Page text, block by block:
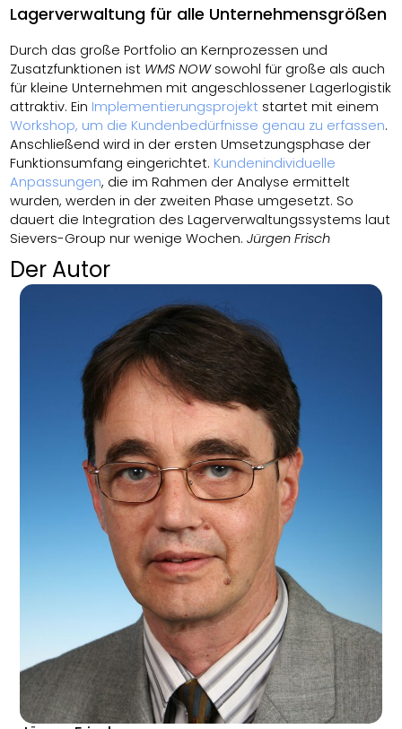
Lagerverwaltung für alle Unternehmensgrößen
Durch das große Portfolio an Kernprozessen und
Zusatzfunktionen ist WMS NOWsowohl für große als auch
für kleine Unternehmen mit angeschlossener Lagerlogistik
attraktiv. Ein Implementierungsprojekt startet mit einem
Workshop, um die Kundenbedürfnisse genau zu erfassen.
Anschließend wird in der ersten Umsetzungsphase der
Funktionsumfang eingerichtet. Kundenindividuelle
Anpassungen, die im Rahmen der Analyse ermittelt
wurden, werden in der zweiten Phase umgesetzt. So
dauert die Integration des Lagerverwaltungssystems laut
Sievers-Group nur wenige Wochen.Jürgen Frisch
Der Autor